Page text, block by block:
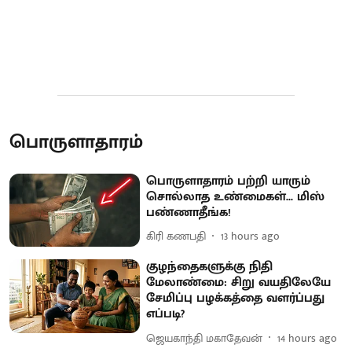
பொருளாதாரம்
பொருளாதாரம் பற்றி யாரும்
சொல்லாத உண்மைகள்... மிஸ்
பண்ணாதீங்க!
கிரி கணபதி 13 hours ago
குழந்தைகளுக்கு நிதி
மேலாண்மை: சிறு வயதிலேயே
சேமிப்பு பழக்கத்தை வளர்ப்பது
எப்படி?
ஜெயகாந்தி மகாதேவன் 14 hours ago